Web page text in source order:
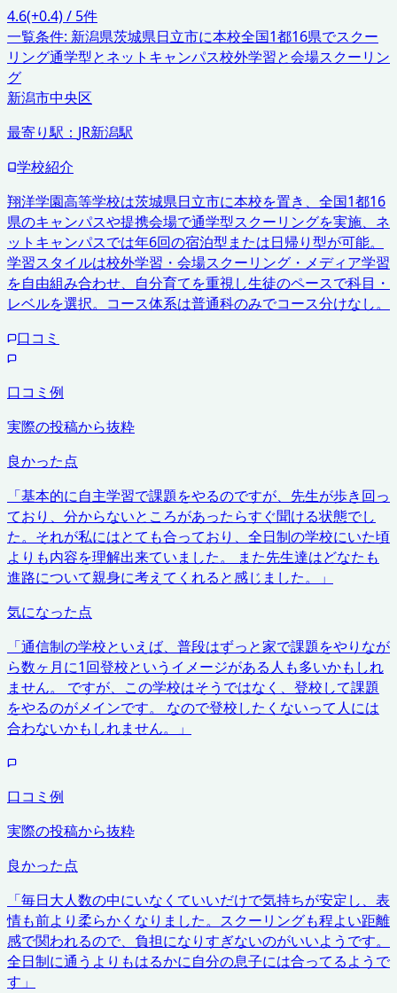
4.6(+0.4)/ 5件
一覧条件: 新潟県茨城県日立市に本校全国1都16県でスクー
リング通学型とネットキャンパス校外学習と会場スクーリン
グ
新潟市中央区
最寄り駅： JR新潟駅
学校紹介
翔洋学園高等学校は茨城県日立市に本校を置き、全国1都16
県のキャンパスや提携会場で通学型スクーリングを実施、ネ
ットキャンパスでは年6回の宿泊型または日帰り型が可能。
学習スタイルは校外学習・会場スクーリング・メディア学習
を自由組み合わせ、自分育てを重視し生徒のペースで科目・
レベルを選択。コース体系は普通科のみでコース分けなし。
口コミ
口コミ例
実際の投稿から抜粋
良かった点
「基本的に自主学習で課題をやるのですが、先生が歩き回っ
ており、分からないところがあったらすぐ聞ける状態でし
た。それが私にはとても合っており、全日制の学校にいた頃
よりも内容を理解出来ていました。 また先生達はどなたも
進路について親身に考えてくれると感じました。
」
気になった点
「通信制の学校といえば、普段はずっと家で課題をやりなが
ら数ヶ月に1回登校というイメージがある人も多いかもしれ
ません。 ですが、この学校はそうではなく、登校して課題
をやるのがメインです。 なので登校したくないって人には
合わないかもしれません。
」
口コミ例
実際の投稿から抜粋
良かった点
「毎日大人数の中にいなくていいだけで気持ちが安定し、表
情も前より柔らかくなりました。スクーリングも程よい距離
感で関われるので、負担になりすぎないのがいいようです。
全日制に通うよりもはるかに自分の息子には合ってるようで
す 」